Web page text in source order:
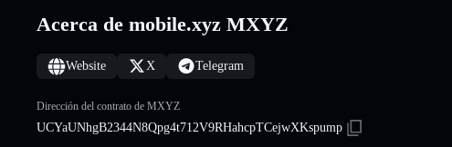
Acerca de mobile.xyz MXYZ
Website X Telegram
Dirección del contrato de MXYZ
UCYaUNhgB2344N8Qpg4t712V9RHahcpTCejwXKspump